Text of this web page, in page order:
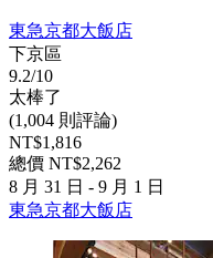
東急京都大飯店
下京區
9.2/10
太棒了
(1,004 則評論)
NT$1,816
總價 NT$2,262
8 月 31 日 - 9 月 1 日
東急京都大飯店